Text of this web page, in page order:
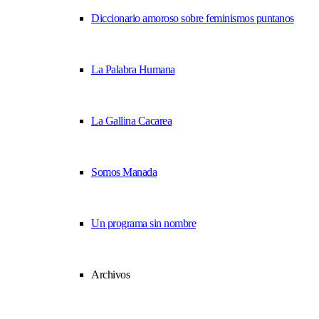
Diccionario amoroso sobre feminismos puntanos
La Palabra Humana
La Gallina Cacarea
Somos Manada
Un programa sin nombre
Archivos